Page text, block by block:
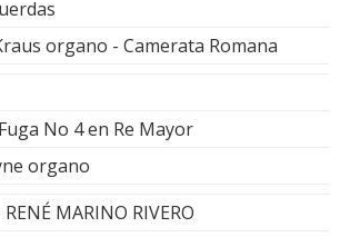
organo - Camerata Romana
No 4 en Re Mayor
organo
MARINO RIVERO